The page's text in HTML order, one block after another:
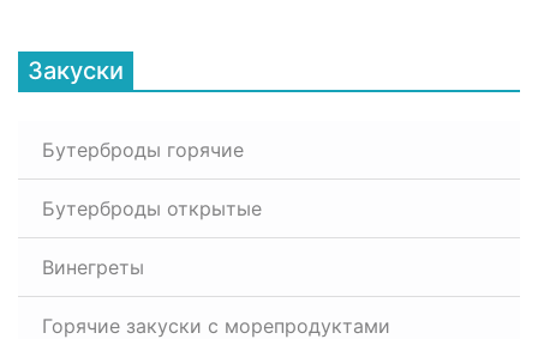
Закуски
Бутерброды горячие
Бутерброды открытые
Винегреты
Горячие закуски с морепродуктами